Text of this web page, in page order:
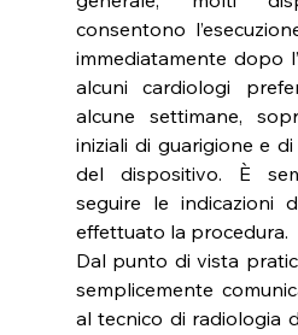
consentono
immediatamente dopo
alcuni cardiologi
alcune settimane,
iniziali di guarigione e
del dispositivo. È
seguire le indicazioni
effettuato la procedura.
Dal punto di vista
semplicemente
al tecnico di radiologia